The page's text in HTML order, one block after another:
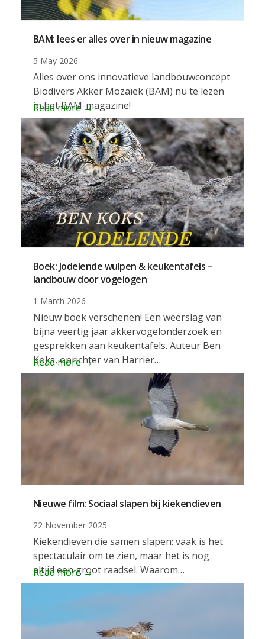
BAM: lees er alles over in nieuw magazine
5 May 2026
Alles over ons innovatieve landbouwconcept
Biodivers Akker Mozaïek (BAM) nu te lezen
in het BAM-magazine!
Read more→
Boek: Jodelende wulpen & keukentafels –
landbouw door vogelogen
1 March 2026
Nieuw boek verschenen! Een weerslag van
bijna veertig jaar akkervogelonderzoek en
gesprekken aan keukentafels. Auteur Ben
Koks, oprichter van Harrier…
Read more→
Nieuwe film: Sociaal slapen bij kiekendieven
22 November 2025
Kiekendieven die samen slapen: vaak is het
spectaculair om te zien, maar het is nog
altijd een groot raadsel. Waarom…
Read more→